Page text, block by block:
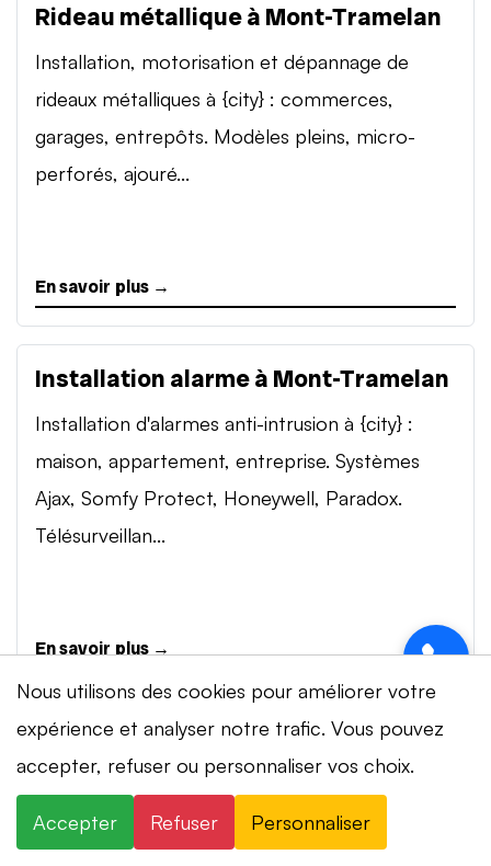
Rideau métallique à Mont-Tramelan
Installation, motorisation et dépannage de
rideaux métalliques à {city} : commerces,
garages, entrepôts. Modèles pleins, micro-
perforés, ajouré...
En savoir plus →
Installation alarme à Mont-Tramelan
Installation d'alarmes anti-intrusion à {city} :
maison, appartement, entreprise. Systèmes
Ajax, Somfy Protect, Honeywell, Paradox.
Télésurveillan...
En savoir plus →
Vidéosurveillance à Mont-Tramelan
Installation de systèmes de vidéosurveillance à
{city} : caméras IP 4K, visionnage smartphone,
Nous utilisons des cookies pour améliorer votre
expérience et analyser notre trafic. Vous pouvez
accepter, refuser ou personnaliser vos choix.
Accepter Refuser Personnaliser
⚡ Intervention en 20 min· 24h/24 · 7j/7 ·
Devis gratuit
+41 78 319 32 82
WhatsApp